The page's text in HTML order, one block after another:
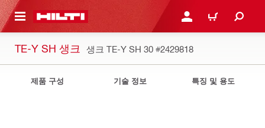
으로 건너뛰기 로그인 또는 회원가입
장바구니
TE-Y SH 생크 생크 TE-Y SH 30 #2429818
제품 구성 기술 정보 특징 및 용도